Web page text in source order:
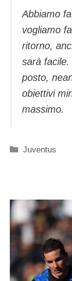
Abbiamo
vogliamo
ritorno,
sarà
posto,
obiettivi
massimo.
Categorie
Juventus